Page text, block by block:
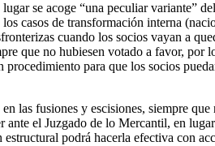
se acoge “una peculiar variante”
casos de transformación interna
cuando los socios vayan a
que no hubiesen votado a favor, por
para que los socios
las fusiones y escisiones, siempre que
ante el Juzgado de lo Mercantil, en
podrá hacerla efectiva con